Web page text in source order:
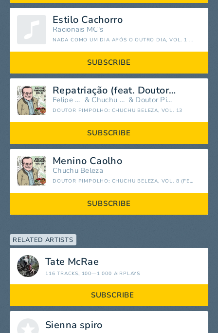
Estilo Cachorro
Racionais MC's
NADA COMO UM DIA APÓS O OUTRO DIA, VOL. 1 & 2
SUBSCRIBE
Repatriação (feat. Doutor Pimpolho & Felipe Xavier)
Felipe Xavier & Chuchu Beleza & Doutor Pimpolho
DOUTOR PIMPOLHO: CHUCHU BELEZA, VOL. 13
SUBSCRIBE
Menino Caolho
Chuchu Beleza
DOUTOR PIMPOLHO: CHUCHU BELEZA, VOL. 8 (FEAT. DOUTOR PIMPOLHO)
SUBSCRIBE
RELATED ARTISTS
Tate McRae
116 TRACKS, 100—1 000 AIRPLAYS
SUBSCRIBE
Sienna spiro